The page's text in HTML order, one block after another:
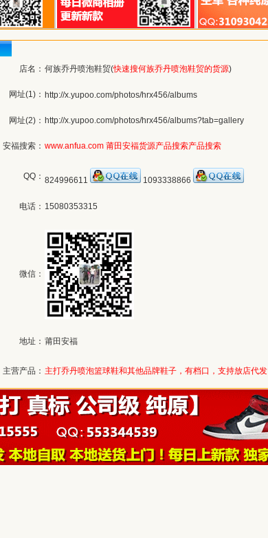
店名： 何族乔丹喷泡鞋贸(快速搜何族乔丹喷泡鞋贸的货源)
网址(1)： http://x.yupoo.com/photos/hrx456/albums
网址(2)： http://x.yupoo.com/photos/hrx456/albums?tab=gallery
安福搜索： www.anfua.com 莆田安福货源产品搜索产品搜索
QQ： 824996611 1093338866
电话： 15080353315
微信：
地址： 莆田安福
主营产品： 主打乔丹喷泡篮球鞋和其他品牌鞋子，有档口，支持放店代发